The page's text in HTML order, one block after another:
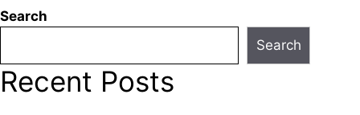
Search
Search
Recent Posts